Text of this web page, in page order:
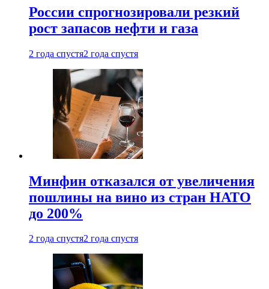
России спрогнозировали резкий
рост запасов нефти и газа
2 года спустя2 года спустя
Минфин отказался от увеличения
пошлины на вино из стран НАТО
до 200%
2 года спустя2 года спустя